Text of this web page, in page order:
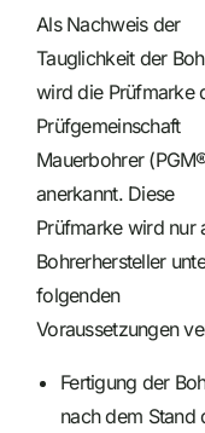
Als Nachweis der
Tauglichkeit der
wird die Prüfmarke
Prüfgemeinschaft
Mauerbohrer
anerkannt. Diese
Prüfmarke wird nur
Bohrerhersteller
folgenden
Voraussetzungen
Fertigung der
nach dem Stand